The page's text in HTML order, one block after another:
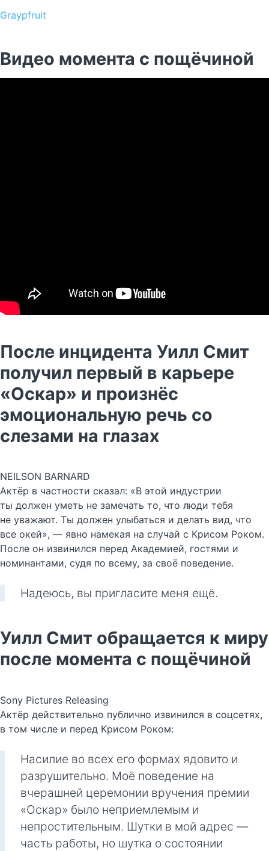
Graypfruit
Видео момента с пощёчиной
После инцидента Уилл Смит
получил первый в карьере
«Оскар» и произнёс
эмоциональную речь со
слезами на глазах
NEILSON BARNARD
Актёр в частности сказал: «В этой индустрии
ты должен уметь не замечать то, что люди тебя
не уважают. Ты должен улыбаться и делать вид, что
все окей», — явно намекая на случай с Крисом Роком.
После он извинился перед Академией, гостями и
номинантами, судя по всему, за своё поведение.
Надеюсь, вы пригласите меня ещё.
Уилл Смит обращается к миру
после момента с пощёчиной
Sony Pictures Releasing
Актёр действительно публично извинился в соцсетях,
в том числе и перед Крисом Роком:
Насилие во всех его формах ядовито и
разрушительно. Моё поведение на
вчерашней церемонии вручения премии
«Оскар» было неприемлемым и
непростительным. Шутки в мой адрес —
часть работы, но шутка о состоянии